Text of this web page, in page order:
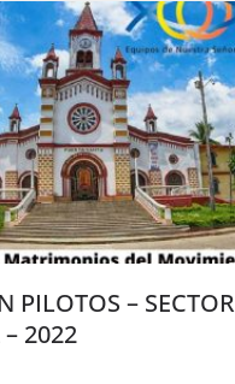
PILOTOS – SECTOR
– 2022